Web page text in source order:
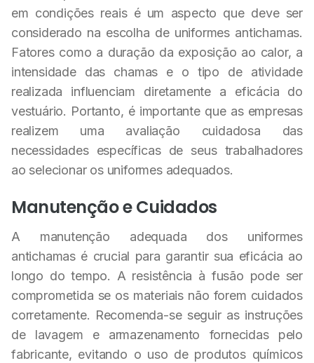
em condições reais é um aspecto que deve ser
considerado na escolha de uniformes antichamas.
Fatores como a duração da exposição ao calor, a
intensidade das chamas e o tipo de atividade
realizada influenciam diretamente a eficácia do
vestuário. Portanto, é importante que as empresas
realizem uma avaliação cuidadosa das
necessidades específicas de seus trabalhadores
ao selecionar os uniformes adequados.
Manutenção e Cuidados
A manutenção adequada dos uniformes
antichamas é crucial para garantir sua eficácia ao
longo do tempo. A resistência à fusão pode ser
comprometida se os materiais não forem cuidados
corretamente. Recomenda-se seguir as instruções
de lavagem e armazenamento fornecidas pelo
fabricante, evitando o uso de produtos químicos